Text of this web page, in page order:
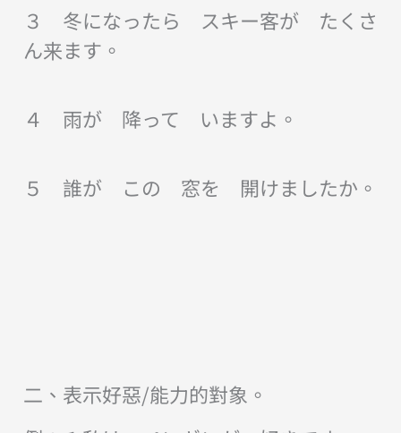
３ 冬になったら スキー客が たくさ
ん来ます。
４ 雨が 降って いますよ。
５ 誰が この 窓を 開けましたか。
二、表示好惡/能力的對象。